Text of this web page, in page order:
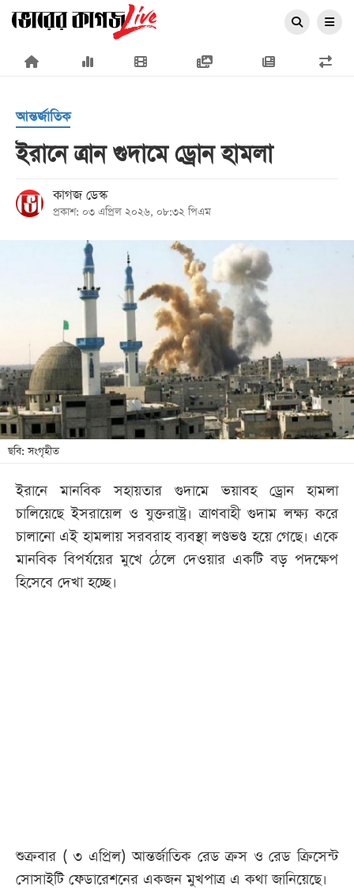
×
প্রচ্ছদ
সারাদেশ
খেলা
বিনোদন
লাইফ
স্টাইল
তথ্যপ্রযুক্তি
সব
বিভাগ
আন্তর্জাতিক
ইরানে ত্রান গুদামে ড্রোন হামলা
কাগজ ডেস্ক
প্রকাশ: ০৩ এপ্রিল ২০২৬, ০৮:৩২ পিএম
ছবি: সংগৃহীত
ইরানে মানবিক সহায়তার গুদামে ভয়াবহ ড্রোন হামলা
চালিয়েছে ইসরায়েল ও যুক্তরাষ্ট্র। ত্রাণবাহী গুদাম লক্ষ্য করে
চালানো এই হামলায় সরবরাহ ব্যবস্থা লণ্ডভণ্ড হয়ে গেছে। একে
মানবিক বিপর্যয়ের মুখে ঠেলে দেওয়ার একটি বড় পদক্ষেপ
হিসেবে দেখা হচ্ছে।
শুক্রবার ( ৩ এপ্রিল) আন্তর্জাতিক রেড ক্রস ও রেড ক্রিসেন্ট
সোসাইটি ফেডারেশনের একজন মুখপাত্র এ কথা জানিয়েছে।